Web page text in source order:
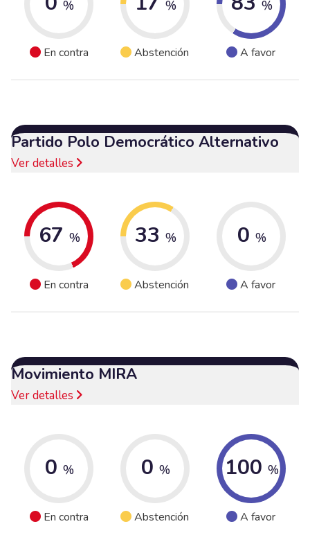
%
En contra
%
Abstención
%
A favor
Partido Polo Democrático Alternativo
Ver detalles
67 %
En contra
33 %
Abstención
0 %
A favor
Movimiento MIRA
Ver detalles
0 %
En contra
0 %
Abstención
100 %
A favor